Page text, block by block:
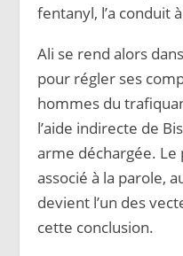
fentanyl, l’a conduit
Ali se rend alors
pour régler ses
hommes du
l’aide indirecte de
arme déchargée.
associé à la parole,
devient l’un des
cette conclusion.